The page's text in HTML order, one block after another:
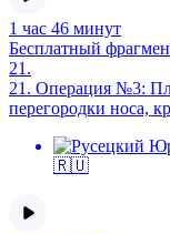
1 час 46 минут
Бесплатный
21.
21. Операция №3:
перегородки носа,
🇷🇺